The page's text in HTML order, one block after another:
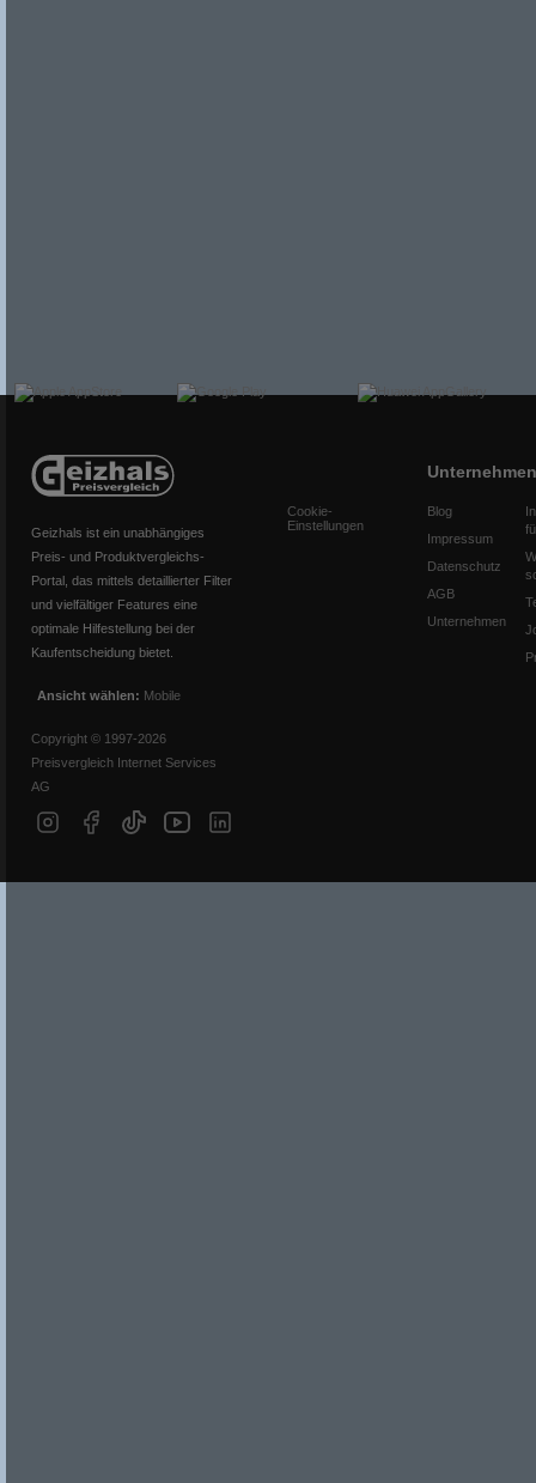
Geizhals ist ein unabhängiges
Preis- und Produktvergleichs-
Portal, das mittels detaillierter Filter
und vielfältiger Features eine
optimale Hilfestellung bei der
Kaufentscheidung bietet.
Ansicht wählen: Mobile
Copyright © 1997-2026
Preisvergleich Internet Services
AG
Cookie-
Einstellungen
Unternehmen
Blog
Impressum
Datenschutz
AGB
Unternehmen